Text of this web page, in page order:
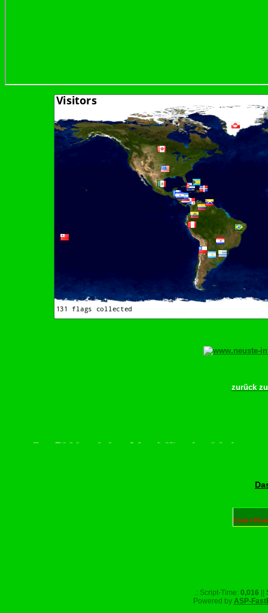
zurück
drehen–Wurschdfingr bewächn!
.: Script-Time: 0,016
Powered by ASP-